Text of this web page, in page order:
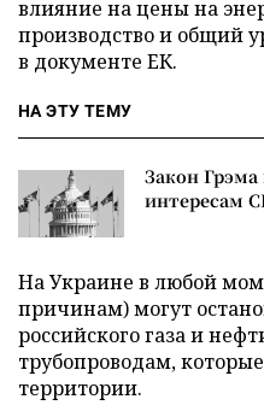
влияние на цены на
производство и общий
в документе ЕК.
НА ЭТУ ТЕМУ
Закон
интересам
На Украине в любой
причинам) могут
российского газа и
трубопроводам,
территории.